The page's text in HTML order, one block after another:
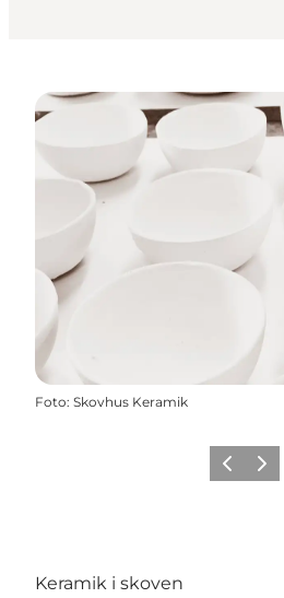
Foto: Skovhus Keramik
Precedente
Avanti
Keramik i skoven